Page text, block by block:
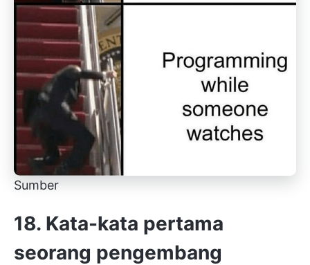
Sumber
18. Kata-kata pertama
seorang pengembang